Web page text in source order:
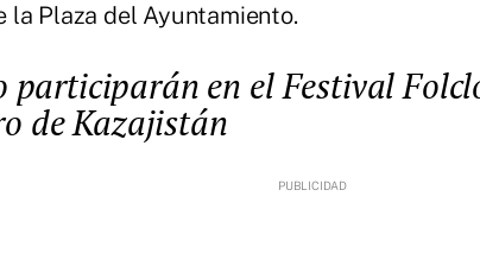
la Plaza del Ayuntamiento.
de Kazajistán